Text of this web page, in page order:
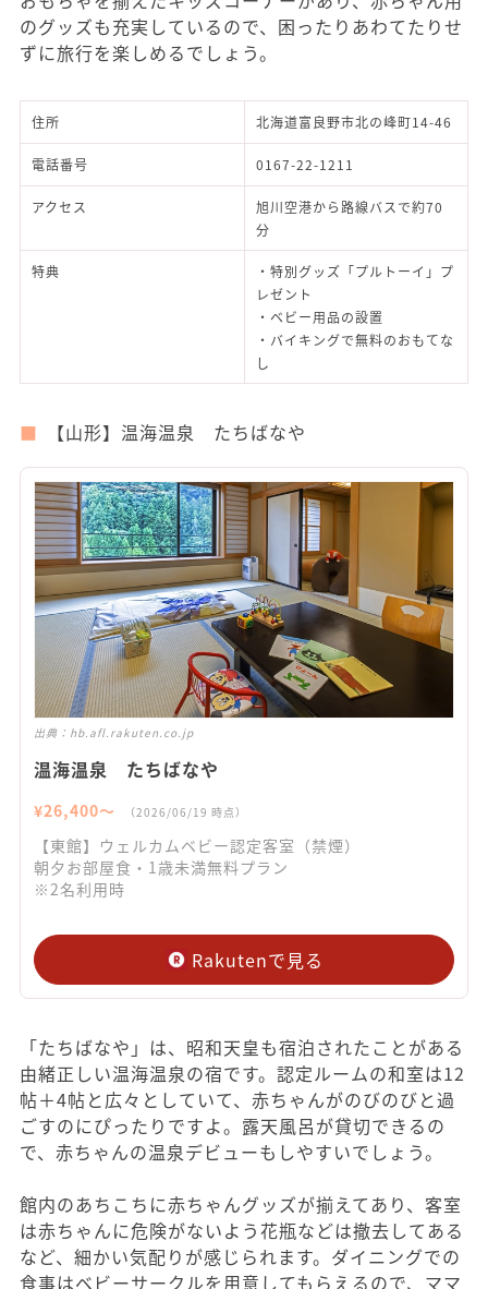
のグッズも充実しているので、困ったりあわてたりせ
ずに旅行を楽しめるでしょう。
住所 北海道富良野市北の峰町14-46
電話番号 0167-22-1211
アクセス
旭川空港から路線バスで約70
分
特典
・特別グッズ「プルトーイ」プ
レゼント
・ベビー用品の設置
・バイキングで無料のおもてな
し
【山形】温海温泉 たちばなや
出典： hb.afl.rakuten.co.jp
温海温泉 たちばなや
¥26,400〜 （2026/06/19 時点）
【東館】ウェルカムベビー認定客室（禁煙）
朝夕お部屋食・1歳未満無料プラン
※2名利用時
Rakutenで見る
「たちばなや」は、昭和天皇も宿泊されたことがある
由緒正しい温海温泉の宿です。認定ルームの和室は12
帖＋4帖と広々としていて、赤ちゃんがのびのびと過
ごすのにぴったりですよ。露天風呂が貸切できるの
で、赤ちゃんの温泉デビューもしやすいでしょう。
館内のあちこちに赤ちゃんグッズが揃えてあり、客室
は赤ちゃんに危険がないよう花瓶などは撤去してある
など、細かい気配りが感じられます。ダイニングでの
食事はベビーサークルを用意してもらえるので、ママ